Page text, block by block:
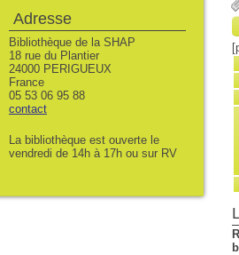
Adresse
Bibliothèque de la SHAP
18 rue du Plantier
24000 PERIGUEUX
France
05 53 06 95 88
contact
La bibliothèque est ouverte le
vendredi de 14h à 17h ou sur RV